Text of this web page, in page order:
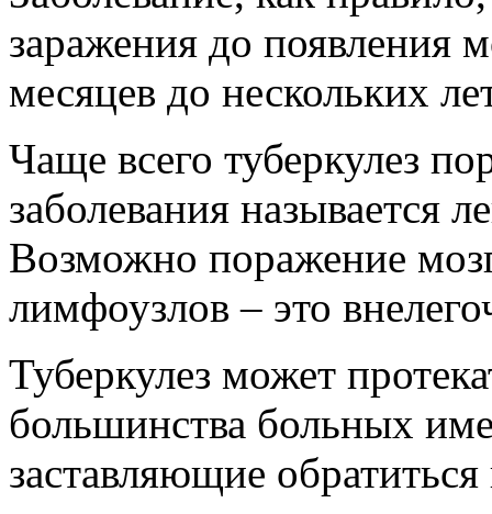
заражения до появления
месяцев до нескольких
Чаще всего туберкулез
заболевания называется
Возможно поражение
лимфоузлов – это
Туберкулез может
большинства больных
заставляющие обратиться